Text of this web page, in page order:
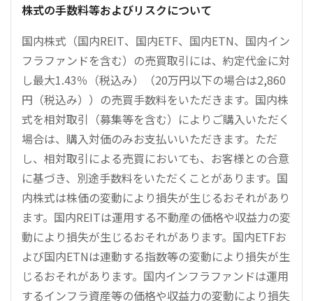
株式の手数料等およびリスクについて
国内株式（国内REIT、国内ETF、国内ETN、国内イン
フラファンドを含む）の売買取引には、約定代金に対
し最大1.43％（税込み）（20万円以下の場合は2,860
円（税込み））の売買手数料をいただきます。国内株
式を相対取引（募集等を含む）によりご購入いただく
場合は、購入対価のみお支払いいただきます。ただ
し、相対取引による売買においても、お客様との合意
に基づき、別途手数料をいただくことがあります。国
内株式は株価の変動により損失が生じるおそれがあり
ます。国内REITは運用する不動産の価格や収益力の変
動により損失が生じるおそれがあります。国内ETFお
よび国内ETNは連動する指数等の変動により損失が生
じるおそれがあります。国内インフラファンドは運用
するインフラ資産等の価格や収益力の変動により損失